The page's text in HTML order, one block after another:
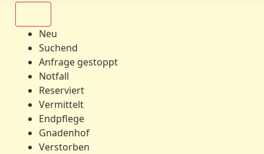
Neu
Suchend
Anfrage gestoppt
Notfall
Reserviert
Vermittelt
Endpflege
Gnadenhof
Verstorben